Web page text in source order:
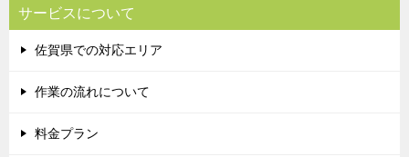
サービスについて
佐賀県での対応エリア
作業の流れについて
料金プラン